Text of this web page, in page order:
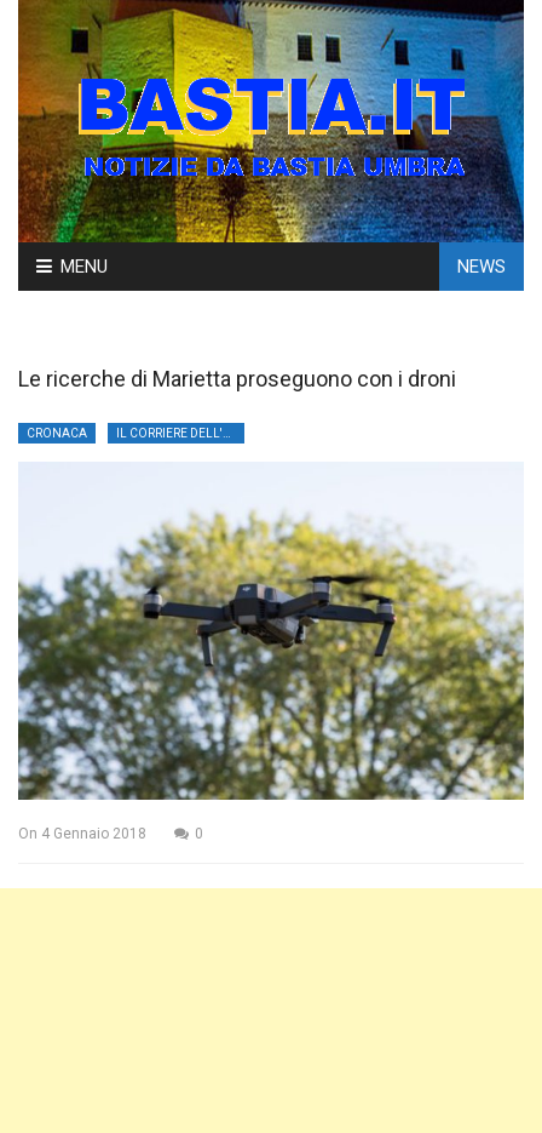
Skip
to
MENU NEWS
Le ricerche di Marietta proseguono con i droni
CRONACA
On 4 Gennaio 2018 0